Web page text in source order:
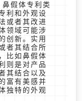
假体专利类
利和外观设
或者其改进
领域可能涉
创新。实用
者其结合所
比如鼻假体
则是对产品
其结合以及
富有美感并
独特的外观